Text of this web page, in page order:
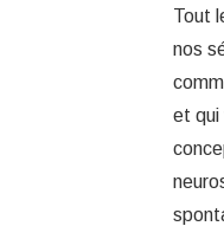
Tout
nos
et qui